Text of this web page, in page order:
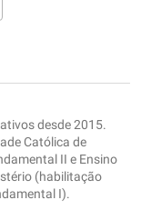
procuro
desde 2015.
Católica de
II e Ensino
(habilitação
I).